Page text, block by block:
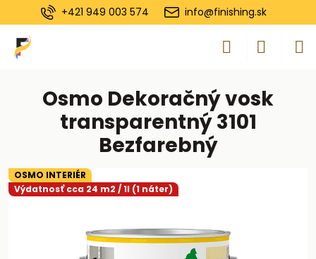
+421 949 003 574 info@finishing.sk
OSMO INTERIÉR
Výdatnosť cca 24 m2 / 1l (1 náter)
Osmo Dekoračný vosk
transparentný 3101
Bezfarebný